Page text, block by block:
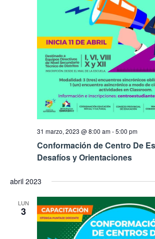
31 marzo, 2023 @ 8:00 am-5:00 pm
Conformación de Centro De
Desafíos y Orientaciones
abril 2023
LUN
3